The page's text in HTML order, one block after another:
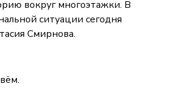
вокруг многоэтажки. В
ситуации сегодня
Смирнова.